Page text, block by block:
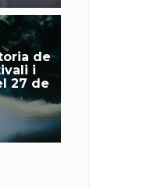
de
i
27 de